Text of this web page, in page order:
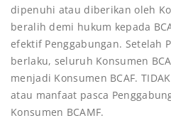
dipenuhi atau diberikan oleh
beralih demi hukum kepada
efektif Penggabungan. Setelah
berlaku, seluruh Konsumen
menjadi Konsumen BCAF.
atau manfaat pasca
Konsumen BCAMF.